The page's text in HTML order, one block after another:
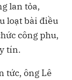
lan tỏa,
loạt bài điều
công phu,
tín.
tức, ông Lê